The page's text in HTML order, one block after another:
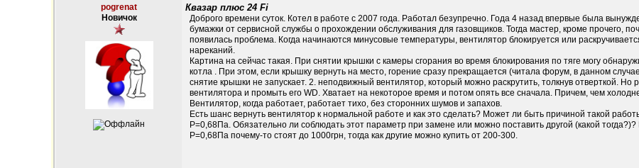
pogrenat
Новичок
Квазар плюс 24 Fi
Доброго времени суток. Котел в работе с 2007 года. Работал безупречно. Года 4 назад впервые была
бумажки от сервисной службы о прохождении обслуживания для газовщиков. Тогда мастер, кроме прочего,
появилась проблема. Когда начинаются минусовые температуры, вентилятор блокируется или
нареканий.
Картина на сейчас такая. При снятии крышки с камеры сгорания во время блокирования по тяге могу
котла . При этом, если крышку вернуть на место, горение сразу прекращается (читала форум, в данном
снятие крышки не запускает. 2. неподвижный вентилятор, который можно раскрутить, толкнув отверткой. Но
вентилятора и промыть его WD. Хватает на некоторое время и потом опять все сначала. Причем, чем
Вентилятор, когда работает, работает тихо, без сторонних шумов и запахов.
Есть шанс вернуть вентилятор к нормальной работе и как это сделать? Может ли быть причиной такой
Р=0,68Па. Обязательно ли соблюдать этот параметр при замене или можно поставить другой (какой
Р=0,68Па почему-то стоят до 1000грн, тогда как другие можно купить от 200-300.